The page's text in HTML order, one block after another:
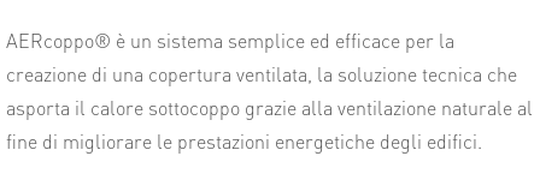
AERcoppo® è un sistema semplice ed efficace per la
creazione di una copertura ventilata, la soluzione tecnica che
asporta il calore sottocoppo grazie alla ventilazione naturale al
fine di migliorare le prestazioni energetiche degli edifici.